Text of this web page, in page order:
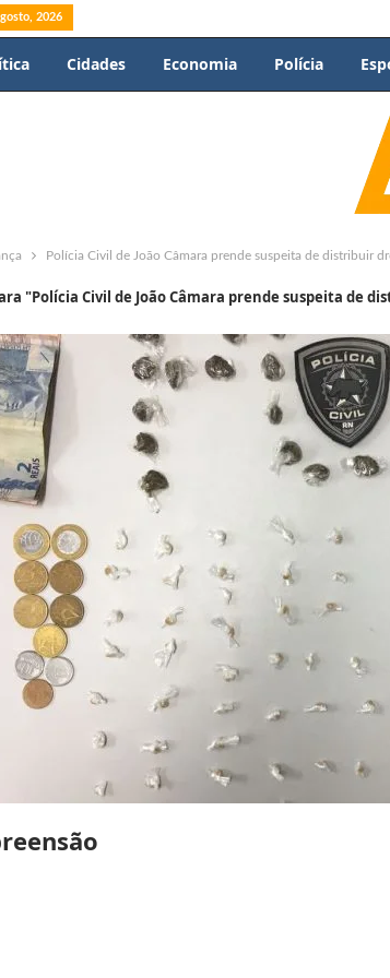
2026
Cidades Economia Polícia
Polícia Civil de João Câmara prende suspeita de distribuir
"Polícia Civil de João Câmara prende suspeita de